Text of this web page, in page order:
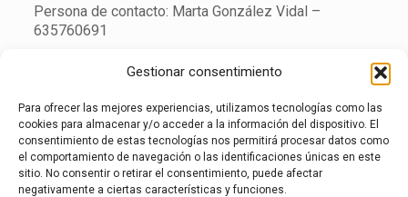
Gestionar consentimiento
Para ofrecer las mejores experiencias, utilizamos tecnologías como las
cookies para almacenar y/o acceder a la información del dispositivo. El
consentimiento de estas tecnologías nos permitirá procesar datos como
el comportamiento de navegación o las identificaciones únicas en este
sitio. No consentir o retirar el consentimiento, puede afectar
negativamente a ciertas características y funciones.
Persona de contacto: Marta González Vidal –
635760691
política de privacidad·política de